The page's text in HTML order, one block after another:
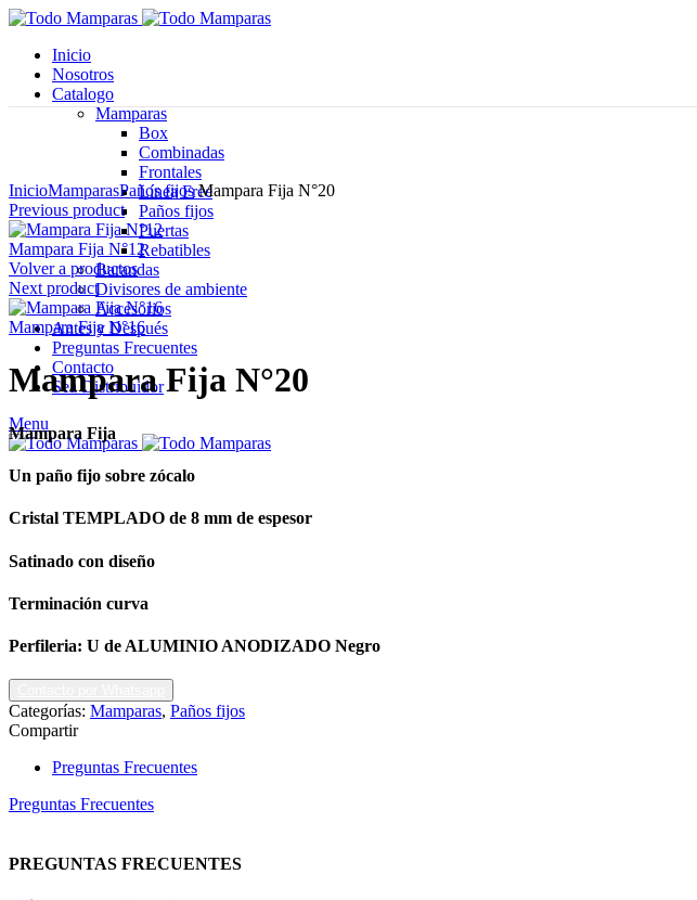
Inicio
Nosotros
Catalogo
Mamparas
Box
Combinadas
Frontales
Línea Free
Paños fijos
Puertas
Rebatibles
Barandas
Divisores de ambiente
Accesorios
Antes y Después
Preguntas Frecuentes
Contacto
Sea Distribuidor
Menu
Click para agrandar
InicioMamparasPaños fijosMampara Fija N°20
Previous product
Mampara Fija N°12
Volver a productos
Next product
Mampara Fija N°16
Mampara Fija N°20
Mampara Fija
Un paño fijo sobre zócalo
Cristal TEMPLADO de 8 mm de espesor
Satinado con diseño
Terminación curva
Perfileria: U de ALUMINIO ANODIZADO Negro
Categorías: Mamparas, Paños fijos
Compartir
Preguntas Frecuentes
Preguntas Frecuentes
PREGUNTAS FRECUENTES